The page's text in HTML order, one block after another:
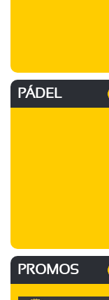
PÁDEL
PROMOS